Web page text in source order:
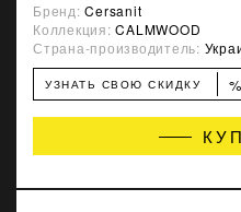
Бренд:Cersanit
Коллекция:CALMWOOD
Страна-производитель:
УЗНАТЬ СВОЮ СКИДКУ %